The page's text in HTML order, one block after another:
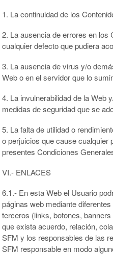
1. La continuidad de los
2. La ausencia de errores en los
cualquier defecto que pudiera
3. La ausencia de virus y/o
Web o en el servidor que lo
4. La invulnerabilidad de la Web
medidas de seguridad que se
5. La falta de utilidad o
o perjuicios que cause cualquier
presentes Condiciones
VI.- ENLACES
6.1.- En esta Web el Usuario
páginas web mediante
terceros (links, botones,
que exista acuerdo, relación,
SFM y los responsables de las
SFM responsable en modo